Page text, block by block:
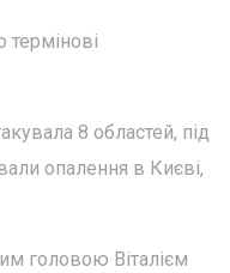
8 областей, під
опалення в Києві,
головою Віталієм